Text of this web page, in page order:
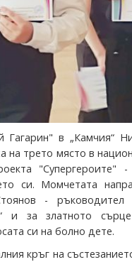
в „Камчия“
на трето място в
си. Момчетата
-
и за златното
си на болно дете.
кръг на